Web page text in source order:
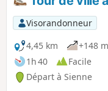
Oliveto Maggiore.
Visorandonneur
4,45 km
+148 m
1h 40
Facile
Départ à Sienne